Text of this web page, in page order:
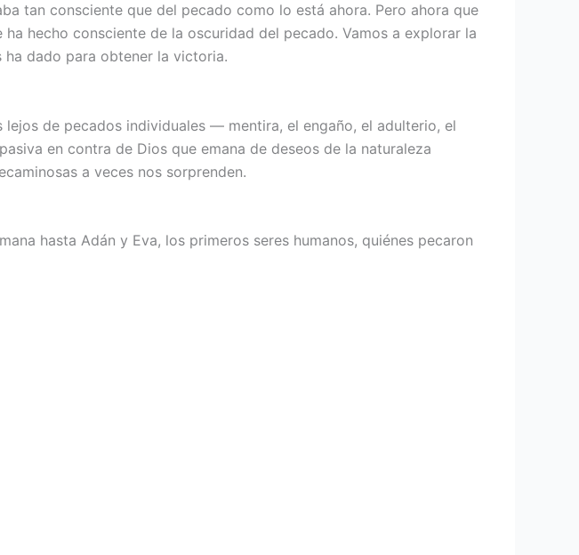
tan consciente que del pecado como lo está ahora. Pero ahora que
hecho consciente de la oscuridad del pecado. Vamos a explorar la
ha dado para obtener la victoria.
de pecados individuales — mentira, el engaño, el adulterio, el
en contra de Dios que emana de deseos de la naturaleza
a veces nos sorprenden.
hasta Adán y Eva, los primeros seres humanos, quiénes pecaron